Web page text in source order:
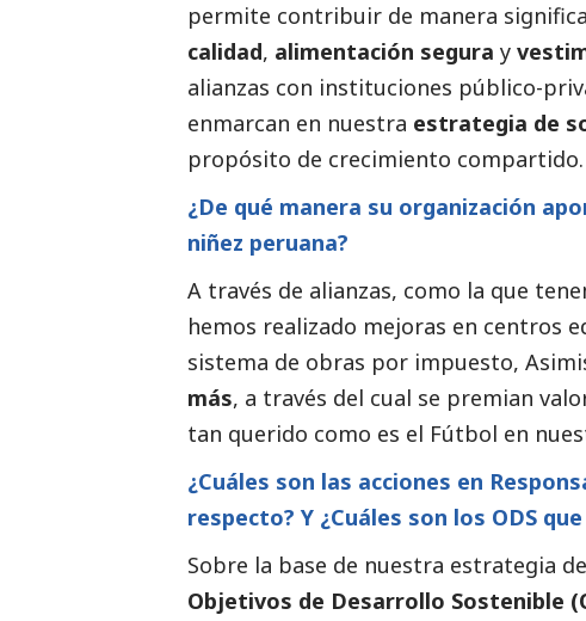
permite contribuir de manera
calidad, alimentación segura y
alianzas con instituciones público-
enmarcan en nuestra estrategia de
propósito de crecimiento compartido.
¿De qué manera su organización
niñez peruana?
A través de alianzas, como la que
hemos realizado mejoras en centros
sistema de obras por impuesto,
más, a través del cual se premian
tan querido como es el Fútbol en
¿Cuáles son las acciones en
respecto? Y ¿Cuáles son los ODS
Sobre la base de nuestra estrategia
Objetivos de Desarrollo Sostenible